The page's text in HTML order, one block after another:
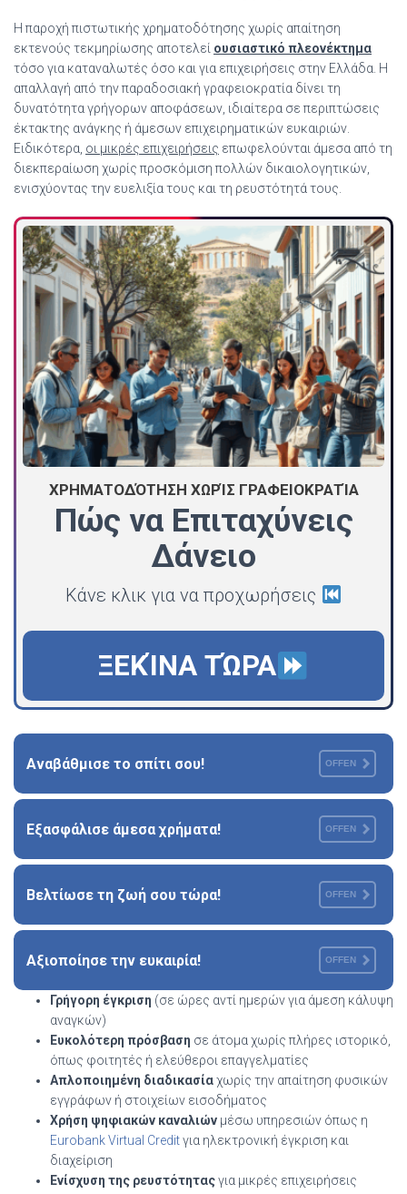
Η παροχή πιστωτικής χρηματοδότησης χωρίς απαίτηση
εκτενούς τεκμηρίωσης αποτελεί ουσιαστικό πλεονέκτημα
τόσο για καταναλωτές όσο και για επιχειρήσεις στην Ελλάδα. Η
απαλλαγή από την παραδοσιακή γραφειοκρατία δίνει τη
δυνατότητα γρήγορων αποφάσεων, ιδιαίτερα σε περιπτώσεις
έκτακτης ανάγκης ή άμεσων επιχειρηματικών ευκαιριών.
Ειδικότερα, οι μικρές επιχειρήσεις επωφελούνται άμεσα από τη
διεκπεραίωση χωρίς προσκόμιση πολλών δικαιολογητικών,
ενισχύοντας την ευελιξία τους και τη ρευστότητά τους.
ΧΡΗΜΑΤΟΔΌΤΗΣΗ ΧΩΡΊΣ ΓΡΑΦΕΙΟΚΡΑΤΊΑ
Πώς να Επιταχύνεις
Δάνειο
Κάνε κλικ για να προχωρήσεις
ΞΕΚΊΝΑ ΤΏΡΑ
Αναβάθμισε το σπίτι σου! OFFEN
Εξασφάλισε άμεσα χρήματα! OFFEN
Βελτίωσε τη ζωή σου τώρα! OFFEN
Αξιοποίησε την ευκαιρία! OFFEN
Γρήγορη έγκριση (σε ώρες αντί ημερών για άμεση κάλυψη
αναγκών)
Ευκολότερη πρόσβαση σε άτομα χωρίς πλήρες ιστορικό,
όπως φοιτητές ή ελεύθεροι επαγγελματίες
Απλοποιημένη διαδικασίαχωρίς την απαίτηση φυσικών
εγγράφων ή στοιχείων εισοδήματος
Χρήση ψηφιακών καναλιών μέσω υπηρεσιών όπως η
Eurobank Virtual Creditγια ηλεκτρονική έγκριση και
διαχείριση
Ενίσχυση της ρευστότηταςγια μικρές επιχειρήσεις